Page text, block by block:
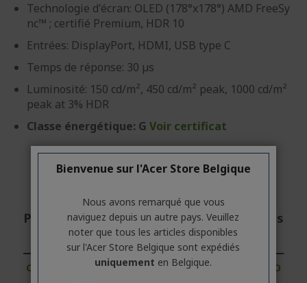
Technologie d'écran: OLED (178°x178°) AMD FreeSy
nc™ ; certifié Premium, HDR 10
Entrées: DisplayPort, HDMI, USB type C
Temps de réponse: 30 µs
Luminosité: 150 cd/m², 450 cd/m² peak, 1000 cd/m²
peak at 3% HDR
Classe énergétique: G Voir certificat
Professionnel ? Découvrez nos meilleures
offres !
CONTACTEZ-NOUS | CRÉEZ UN COMPTE PROFESSIO
Bienvenue sur l'Acer Store Belgique
Nous avons remarqué que vous
naviguez depuis un autre pays. Veuillez
noter que tous les articles disponibles
sur l'Acer Store Belgique sont expédiés
uniquement en Belgique.